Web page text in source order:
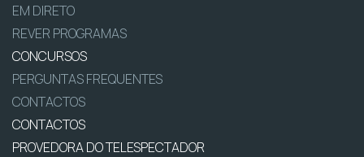
EM DIRETO
REVER PROGRAMAS
CONCURSOS
PERGUNTAS FREQUENTES
CONTACTOS
CONTACTOS
PROVEDORA DO TELESPECTADOR